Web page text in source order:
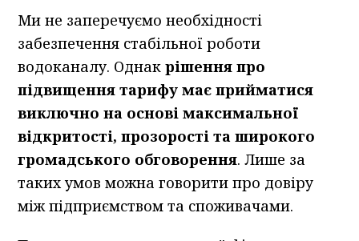
Ми не заперечуємо необхідності
забезпечення стабільної роботи
водоканалу. Однакрішення про
підвищення тарифу має прийматися
виключно на основі максимальної
відкритості, прозорості та широкого
громадського обговорення. Лише за
таких умов можна говорити про довіру
між підприємством та споживачами.